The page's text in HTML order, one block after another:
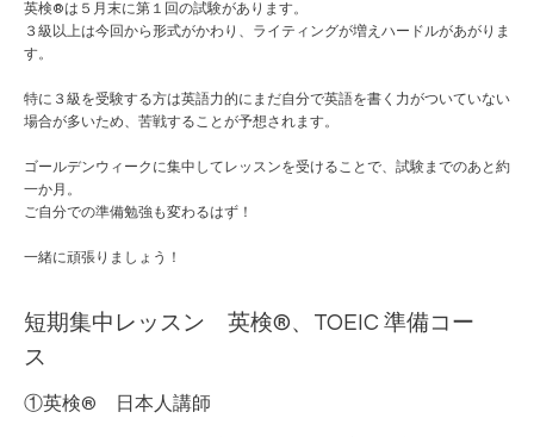
英検®️は５月末に第１回の試験があります。
３級以上は今回から形式がかわり、ライティングが増えハードルがあがりま
す。
特に３級を受験する方は英語力的にまだ自分で英語を書く力がついていない
場合が多いため、苦戦することが予想されます。
ゴールデンウィークに集中してレッスンを受けることで、試験までのあと約
一か月。
ご自分での準備勉強も変わるはず！
一緒に頑張りましょう！
短期集中レッスン 英検®、TOEIC 準備コー
ス
①英検® 日本人講師